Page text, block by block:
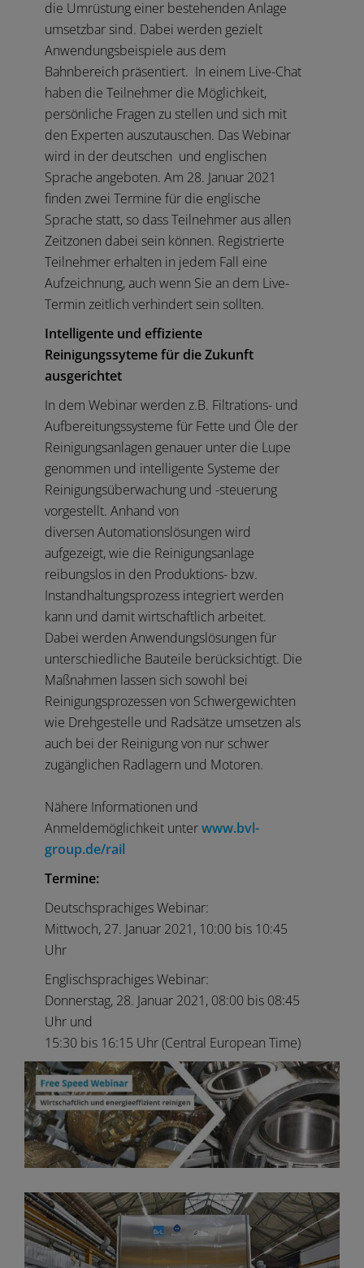
die Umrüstung einer bestehenden Anlage
umsetzbar sind. Dabei werden gezielt
Anwendungsbeispiele aus dem
Bahnbereich präsentiert. In einem Live-Chat
haben die Teilnehmer die Möglichkeit,
persönliche Fragen zu stellen und sich mit
den Experten auszutauschen. Das Webinar
wird in der deutschen und englischen
Sprache angeboten. Am 28. Januar 2021
finden zwei Termine für die englische
Sprache statt, so dass Teilnehmer aus allen
Zeitzonen dabei sein können. Registrierte
Teilnehmer erhalten in jedem Fall eine
Aufzeichnung, auch wenn Sie an dem Live-
Termin zeitlich verhindert sein sollten.
Intelligente und effiziente
Reinigungssyteme für die Zukunft
ausgerichtet
In dem Webinar werden z.B. Filtrations- und
Aufbereitungssysteme für Fette und Öle der
Reinigungsanlagen genauer unter die Lupe
genommen und intelligente Systeme der
Reinigungsüberwachung und -steuerung
vorgestellt. Anhand von
diversen Automationslösungen wird
aufgezeigt, wie die Reinigungsanlage
reibungslos in den Produktions- bzw.
Instandhaltungsprozess integriert werden
kann und damit wirtschaftlich arbeitet.
Dabei werden Anwendungslösungen für
unterschiedliche Bauteile berücksichtigt. Die
Maßnahmen lassen sich sowohl bei
Reinigungsprozessen von Schwergewichten
wie Drehgestelle und Radsätze umsetzen als
auch bei der Reinigung von nur schwer
zugänglichen Radlagern und Motoren.
Nähere Informationen und
Anmeldemöglichkeit unterwww.bvl-
group.de/rail
Termine:
Deutschsprachiges Webinar:
Mittwoch, 27. Januar 2021, 10:00 bis 10:45
Uhr
Englischsprachiges Webinar:
Donnerstag, 28. Januar 2021, 08:00 bis 08:45
Uhr und
15:30 bis 16:15 Uhr (Central European Time)